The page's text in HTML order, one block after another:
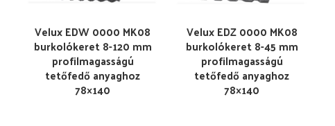
Velux EDW 0000 MK08
burkolókeret 8-120 mm
profilmagasságú
tetőfedő anyaghoz
78×140
Velux EDZ 0000 MK08
burkolókeret 8-45 mm
profilmagasságú
tetőfedő anyaghoz
78×140